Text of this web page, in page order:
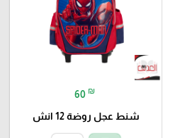
60 ₪
شنط عجل روضة 12 انش